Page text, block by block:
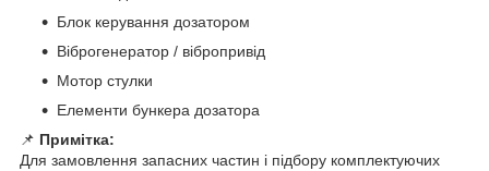
Блок керування дозатором
Віброгенератор / вібропривід
Мотор стулки
Елементи бункера дозатора
📌 Примітка:
Для замовлення запасних частин і підбору комплектуючих